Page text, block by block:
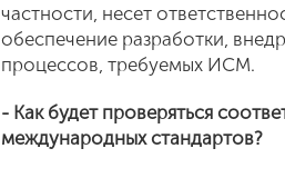
частности, несет
обеспечение разработки,
процессов, требуемых ИСМ.
- Как будет проверяться
международных стандартов?